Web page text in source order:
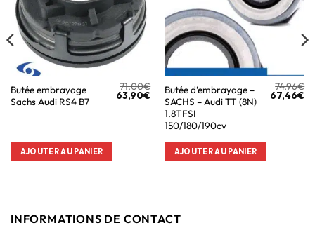
Butée embrayage
Sachs Audi RS4 B7
71,00€
63,90€
AJOUTER AU PANIER
Butée d’embrayage –
SACHS – Audi TT (8N)
1.8TFSI
150/180/190cv
74,96€
67,46€
AJOUTER AU PANIER
INFORMATIONS DE CONTACT